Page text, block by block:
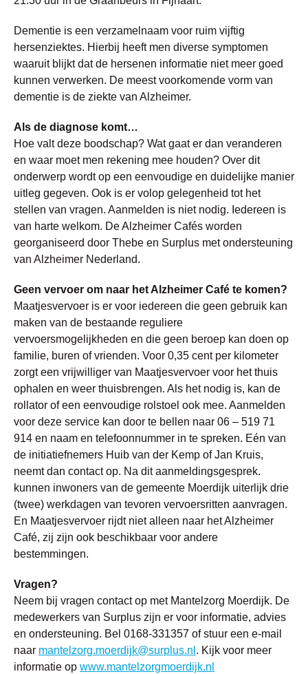
Dementie is een verzamelnaam voor ruim vijftig
hersenziektes. Hierbij heeft men diverse symptomen
waaruit blijkt dat de hersenen informatie niet meer goed
kunnen verwerken. De meest voorkomende vorm van
dementie is de ziekte van Alzheimer.
Als de diagnose komt…
Hoe valt deze boodschap? Wat gaat er dan veranderen
en waar moet men rekening mee houden? Over dit
onderwerp wordt op een eenvoudige en duidelijke manier
uitleg gegeven. Ook is er volop gelegenheid tot het
stellen van vragen. Aanmelden is niet nodig. Iedereen is
van harte welkom. De Alzheimer Cafés worden
georganiseerd door Thebe en Surplus met ondersteuning
van Alzheimer Nederland.
Geen vervoer om naar het Alzheimer Café te komen?
Maatjesvervoer is er voor iedereen die geen gebruik kan
maken van de bestaande reguliere
vervoersmogelijkheden en die geen beroep kan doen op
familie, buren of vrienden. Voor 0,35 cent per kilometer
zorgt een vrijwilliger van Maatjesvervoer voor het thuis
ophalen en weer thuisbrengen. Als het nodig is, kan de
rollator of een eenvoudige rolstoel ook mee. Aanmelden
voor deze service kan door te bellen naar 06 – 519 71
914 en naam en telefoonnummer in te spreken. Eén van
de initiatiefnemers Huib van der Kemp of Jan Kruis,
neemt dan contact op. Na dit aanmeldingsgesprek.
kunnen inwoners van de gemeente Moerdijk uiterlijk drie
(twee) werkdagen van tevoren vervoersritten aanvragen.
En Maatjesvervoer rijdt niet alleen naar het Alzheimer
Café, zij zijn ook beschikbaar voor andere
bestemmingen.
Vragen?
Neem bij vragen contact op met Mantelzorg Moerdijk. De
medewerkers van Surplus zijn er voor informatie, advies
en ondersteuning. Bel 0168-331357 of stuur een e-mail
naar mantelzorg.moerdijk@surplus.nl . Kijk voor meer
informatie op www.mantelzorgmoerdijk.nl